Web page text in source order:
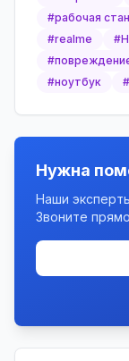
#рабочая
#realme #
#
#ноутбук #
Нужна
Наши
Звоните